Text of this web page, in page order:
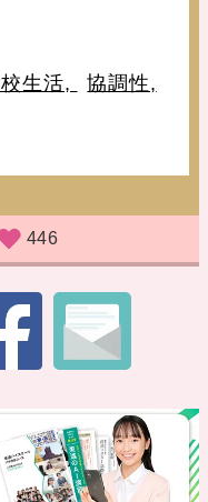
生活,
協調性,
446